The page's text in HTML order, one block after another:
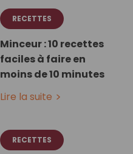
RECETTES
Minceur : 10 recettes
faciles à faire en
moins de 10 minutes
Lire la suite
RECETTES